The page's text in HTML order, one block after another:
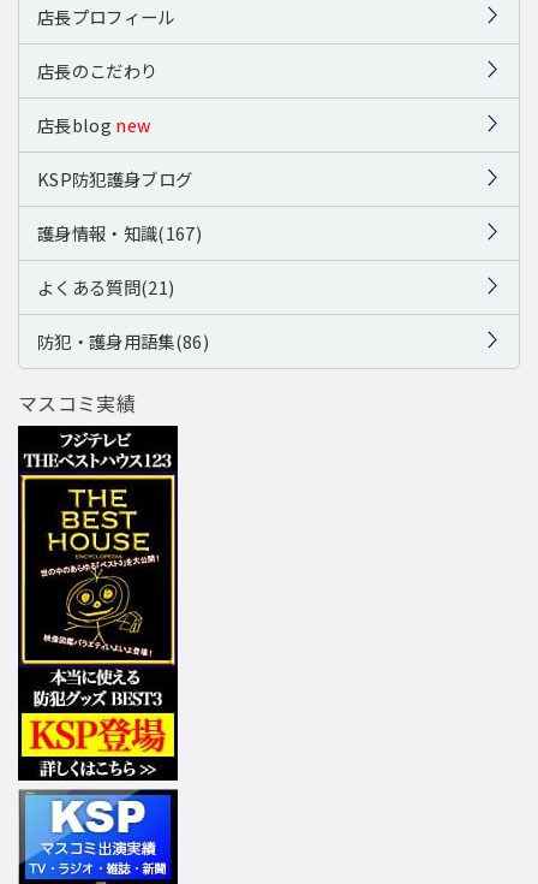
店長プロフィール
店長のこだわり
店長blog new
KSP防犯護身ブログ
護身情報・知識(167)
よくある質問(21)
防犯・護身用語集(86)
マスコミ実績